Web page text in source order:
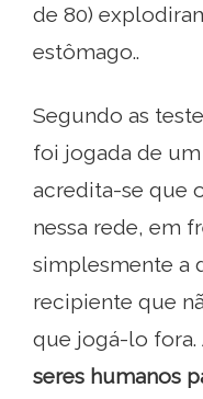
de 80)
estômago..
Segundo as
foi jogada de
acredita-se que
nessa rede, em
simplesmente a
recipiente que
que jogá-lo fora.
seres humanos